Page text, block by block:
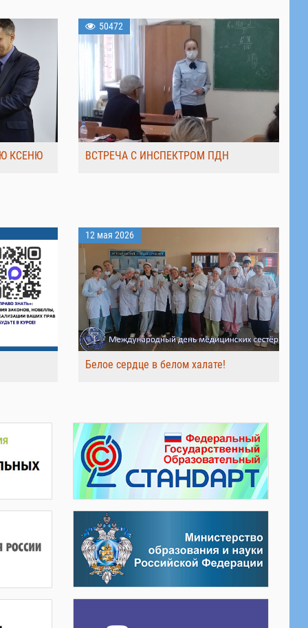
КСЕНЮ
50472
ВСТРЕЧА С ИНСПЕКТРОМ ПДН
12 мая 2026
Белое сердце в белом халате!